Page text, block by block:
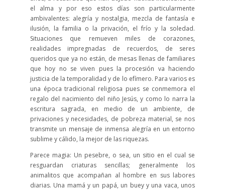
el alma y por eso estos días son particularmente
ambivalentes: alegría y nostalgia, mezcla de fantasía e
ilusión, la familia o la privación, el frío y la soledad.
Situaciones que remueven miles de corazones,
realidades impregnadas de recuerdos, de seres
queridos que ya no están, de mesas llenas de familiares
que hoy no se viven pues la procesión va haciendo
justicia de la temporalidad y de lo efímero. Para varios es
una época tradicional religiosa pues se conmemora el
regalo del nacimiento del niño Jesús, y como lo narra la
escritura sagrada, en medio de un ambiente, de
privaciones y necesidades, de pobreza material, se nos
transmite un mensaje de inmensa alegría en un entorno
sublime y cálido, la mejor de las riquezas.
Parece magia: Un pesebre, o sea, un sitio en el cual se
resguardan criaturas sencillas; generalmente los
animalitos que acompañan al hombre en sus labores
diarias. Una mamá y un papá, un buey y una vaca, unos